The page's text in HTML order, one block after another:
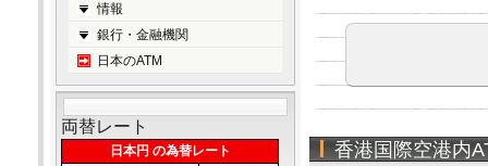
香港国際空港内
情報
銀行・金融機関
日本のATM
両替レート
日本円 の為替レート